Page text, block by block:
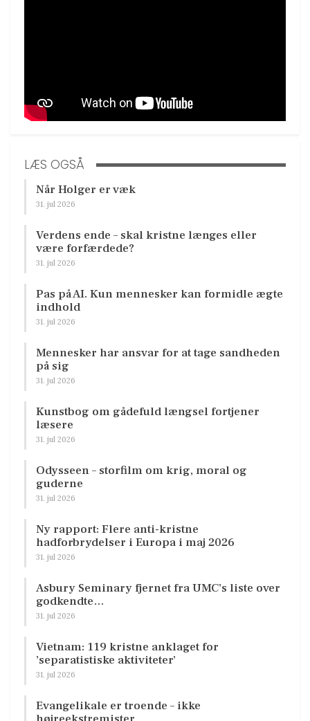
LÆS OGSÅ
Når Holger er væk
31. jul 2026
Verdens ende – skal kristne længes eller
være forfærdede?
31. jul 2026
Pas på AI. Kun mennesker kan formidle ægte
indhold
31. jul 2026
Mennesker har ansvar for at tage sandheden
på sig
31. jul 2026
Kunstbog om gådefuld længsel fortjener
læsere
31. jul 2026
Odysseen – storfilm om krig, moral og
guderne
31. jul 2026
Ny rapport: Flere anti-kristne
hadforbrydelser i Europa i maj 2026
31. jul 2026
Asbury Seminary fjernet fra UMC’s liste over
godkendte…
31. jul 2026
Vietnam: 119 kristne anklaget for
’separatistiske aktiviteter’
31. jul 2026
Evangelikale er troende – ikke